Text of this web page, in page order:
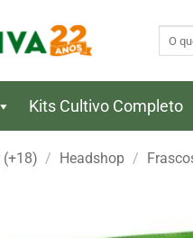
Kits Cultivo Completo
(+18) / Headshop /